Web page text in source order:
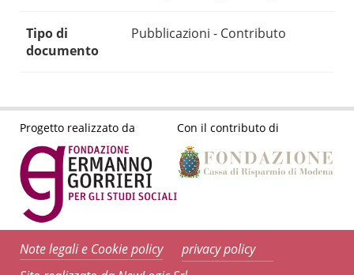
Tipo di
documento
Pubblicazioni - Contributo
Progetto realizzato da Con il contributo di
Note legali e Cookie policy
privacy policy